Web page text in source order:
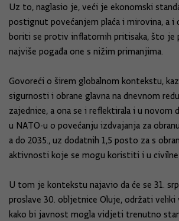
Uz to, naglasio je, veći je ekonomski
postignut povećanjem plaća i mirovina, a i
boriti se protiv inflatornih pritisaka, što je
najviše pogađa one s nižim primanjima.
Govoreći o širem globalnom kontekstu,
sigurnosti i obrane glavna na dnevnom
zajednice, a ona se i reflektirala i u novom
u NATO-u o povećanju izdvajanja za
a do 2035., uz dodatnih 1,5 posto za s
aktivnosti koje se mogu koristiti i u civilne
U tom je kontekstu najavio da će se 31.
proslave 30. obljetnice Oluje, održati
kako bi javnost mogla vidjeti trenutno